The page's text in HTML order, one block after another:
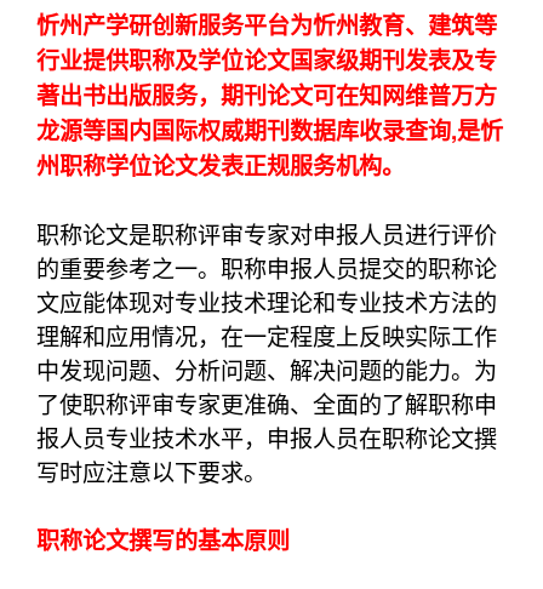
忻州产学研创新服务平台为忻州教育、建筑等
行业提供职称及学位论文国家级期刊发表及专
著出书出版服务，期刊论文可在知网维普万方
龙源等国内国际权威期刊数据库收录查询,是忻
州职称学位论文发表正规服务机构。
职称论文是职称评审专家对申报人员进行评价
的重要参考之一。职称申报人员提交的职称论
文应能体现对专业技术理论和专业技术方法的
理解和应用情况，在一定程度上反映实际工作
中发现问题、分析问题、解决问题的能力。为
了使职称评审专家更准确、全面的了解职称申
报人员专业技术水平，申报人员在职称论文撰
写时应注意以下要求。
职称论文撰写的基本原则